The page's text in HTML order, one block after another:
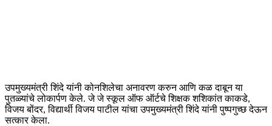
उपमुख्यमंत्री शिंदे यांनी कोनशिलेचा अनावरण करुन आणि कळ दाबून या
पुतळ्यांचे लोकार्पण केले. जे जे स्कूल ऑफ ऑर्टचे शिक्षक शशिकांत काकडे,
विजय बोंदर, विद्यार्थी विजय पाटील यांचा उपमुख्यमंत्री शिंदे यांनी पुष्पगुच्छ देऊन
सत्कार केला.